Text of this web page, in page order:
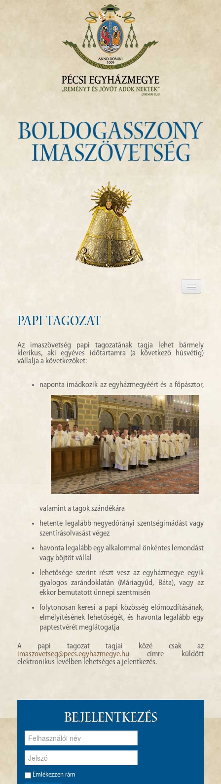
IMÁDSÁGOK
KAPCSOLAT
Papi tagozat
Az imaszövetség papi tagozatának tagja lehet bármely
klerikus, aki egyéves időtartamra (a következő húsvétig)
vállalja a következőket:
naponta imádkozik az egyházmegyéért és a főpásztor,
valamint a tagok szándékára
hetente legalább negyedórányi szentségimádást vagy
szentírásolvasást végez
havonta legalább egy alkalommal önkéntes lemondást
vagy böjtöt vállal
lehetősége szerint részt vesz az egyházmegye egyik
gyalogos zarándoklatán (Máriagyűd, Báta), vagy az
ekkor bemutatott ünnepi szentmisén
folytonosan keresi a papi közösség előmozdításának,
elmélyítésének lehetőségét, és havonta legalább egy
paptestvérét meglátogatja
A papi tagozat tagjai közé csak az
imaszovetseg@pecs.egyhazmegye.hu címre küldött
elektronikus levélben lehetséges a jelentkezés.
Bejelentkezés
Emlékezzen rám